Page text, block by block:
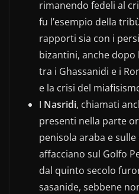
rimanendo fedeli al
fu l’esempio della
rapporti sia con i
bizantini, anche
tra i Ghassanidi e i
e la crisi del
I Nasridi, chiamati
presenti nella parte
penisola araba e sulle
affacciano sul Golfo
dal quinto secolo
sasanide, sebbene